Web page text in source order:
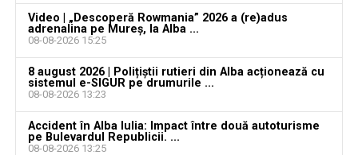
Bărbat de 30 de ani din Galda de Jos, reținut după
ce și-ar fi agresat și violat partenera
Video | „Descoperă Rowmania” 2026 a (re)adus
adrenalina pe Mureș, la Alba ...
08-08-2026 15:25
8 august 2026 | Polițiștii rutieri din Alba acționează cu
sistemul e-SIGUR pe drumurile ...
08-08-2026 13:23
Accident în Alba Iulia: Impact între două autoturisme
pe Bulevardul Republicii. ...
08-08-2026 13:25